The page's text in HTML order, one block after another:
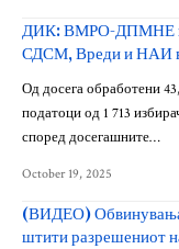
ДИК: ВМРО-ДПМНЕ
СДСМ, Вреди и НАИ
Од досега обработени
податоци од 1 713
според досегашните…
October 19, 2025
(ВИДЕО)
штити разрешениот